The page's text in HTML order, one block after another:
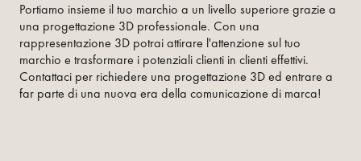
Portiamo insieme il tuo marchio a un livello superiore grazie a
una progettazione 3D professionale. Con una
rappresentazione 3D potrai attirare l'attenzione sul tuo
marchio e trasformare i potenziali clienti in clienti effettivi.
Contattaci per richiedere una progettazione 3D ed entrare a
far parte di una nuova era della comunicazione di marca!